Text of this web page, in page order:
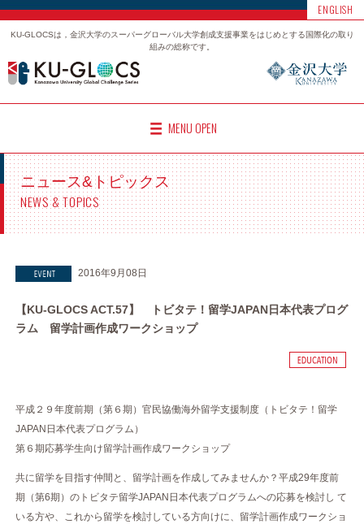
ENGLISH
KU-GLOCSは，金沢大学のスーパーグローバル大学創成支援事業をはじめとする国際化の取り
組みの総称です。
MENU OPEN
ニュース&トピックス
NEWS & TOPICS
2016年9月08日
【KU-GLOCS ACT.57】 トビタテ！留学JAPAN日本代表プログ
ラム 留学計画作成ワークショップ
平成２９年度前期（第６期）官民協働海外留学支援制度（トビタテ！留学
JAPAN日本代表プログラム）
第６期応募学生向け留学計画作成ワークショップ
共に留学を目指す仲間と、留学計画を作成してみませんか？平成29年度前
期（第6期）のトビタテ留学JAPAN日本代表プログラムへの応募を検討し て
いる方や、これから留学を検討している方向けに、留学計画作成ワークショ